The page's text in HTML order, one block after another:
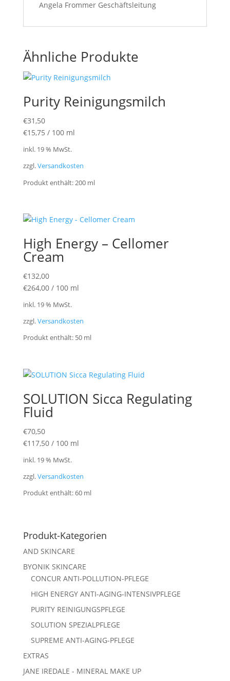
Angela Frommer Geschäftsleitung
Ähnliche Produkte
Purity Reinigungsmilch
€31,50
€15,75 / 100 ml
inkl. 19 % MwSt.
zzgl.Versandkosten
Produkt enthält: 200 ml
High Energy – Cellomer
Cream
€132,00
€264,00/ 100 ml
inkl. 19 % MwSt.
zzgl.Versandkosten
Produkt enthält: 50 ml
SOLUTION Sicca Regulating
Fluid
€70,50
€117,50/ 100 ml
inkl. 19 % MwSt.
zzgl.Versandkosten
Produkt enthält: 60 ml
Produkt-Kategorien
AND SKINCARE
BYONIK SKINCARE
CONCUR ANTI-POLLUTION-PFLEGE
HIGH ENERGY ANTI-AGING-INTENSIVPFLEGE
PURITY REINIGUNGSPFLEGE
SOLUTION SPEZIALPFLEGE
SUPREME ANTI-AGING-PFLEGE
EXTRAS
JANE IREDALE - MINERAL MAKE UP